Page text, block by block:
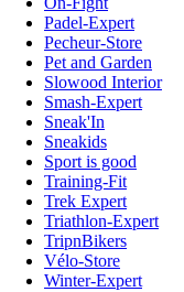
Padel-Expert
Pecheur-Store
Pet and Garden
Slowood Interior
Smash-Expert
Sneak'In
Sneakids
Sport is good
Training-Fit
Trek Expert
Triathlon-Expert
TripnBikers
Vélo-Store
Winter-Expert